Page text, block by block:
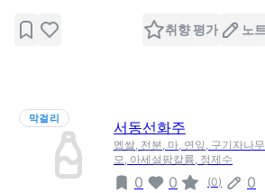
취향 평가 노
막걸리
서동선화주
멥쌀, 전분, 마, 연잎, 구기자나
모, 아세설팜칼륨, 정제수
0 0 (0) 0